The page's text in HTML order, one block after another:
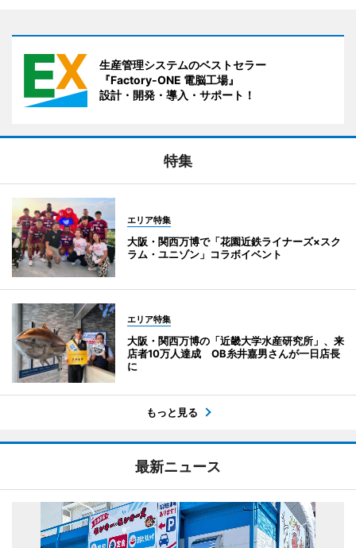
生産管理システムのベストセラー
『Factory-ONE 電脳工場』
設計・開発・導入・サポート！
特集
エリア特集
大阪・関西万博で「花園近鉄ライナーズ×スク
ラム・ユニゾン」コラボイベント
エリア特集
大阪・関西万博の「近畿大学水産研究所」、来
店者10万人達成 OB糸井嘉男さんが一日店長
に
もっと見る
最新ニュース